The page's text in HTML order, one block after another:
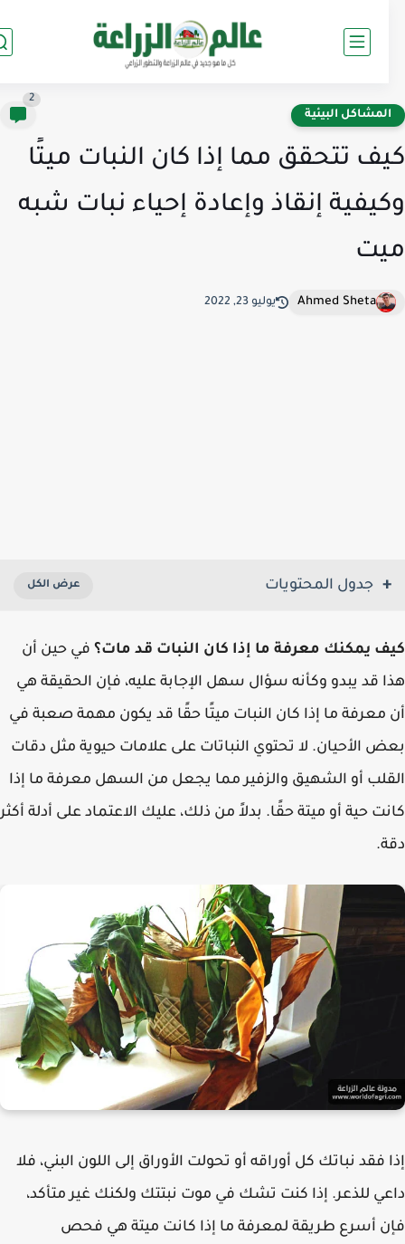
البيئية
تتحقق مما إذا كان النبات ميتًا
إنقاذ وإعادة إحياء نبات شبه
Ahmed Sheta يوليو 23, 2022
جدول المحتويات
يمكنك معرفة ما إذا كان النبات قد مات؟في حين أن
قد يبدو وكأنه سؤال سهل الإجابة عليه، فإن الحقيقة هي
معرفة ما إذا كان النبات ميتًا حقًا قد يكون مهمة صعبة في
الأحيان. لا تحتوي النباتات على علامات حيوية مثل دقات
أو الشهيق والزفير مما يجعل من السهل معرفة ما إذا
حية أو ميتة حقًا. بدلاً من ذلك، عليك الاعتماد على أدلة أكثر
فقد نباتك كل أوراقه أو تحولت الأوراق إلى اللون البني، فلا
للذعر. إذا كنت تشك في موت نبتتك ولكنك غير متأكد،
أسرع طريقة لمعرفة ما إذا كانت ميتة هي فحص